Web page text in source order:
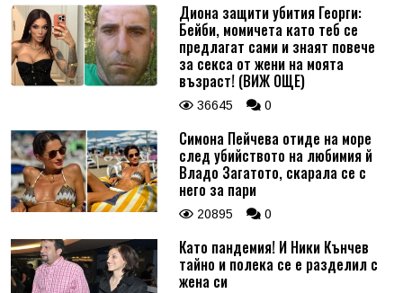
Диона защити убития Георги:
Бейби, момичета като теб се
предлагат сами и знаят повече
за секса от жени на моята
възраст! (ВИЖ ОЩЕ)
36645 0
Симона Пейчева отиде на море
след убийството на любимия й
Владо Загатото, скарала се с
него за пари
20895 0
Като пандемия! И Ники Кънчев
тайно и полека се е разделил с
жена си